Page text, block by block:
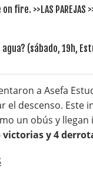
PAREJAS
a Asefa
descenso. Este
un obús y
y 4